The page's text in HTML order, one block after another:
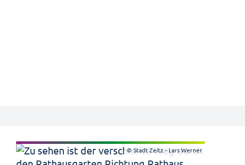
© Stadt Zeitz - Lars Werner